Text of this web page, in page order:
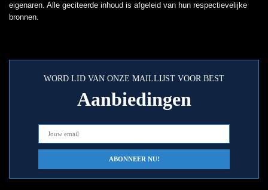
eigenaren. Alle geciteerde inhoud is afgeleid van hun respectievelijke
bronnen.
WORD LID VAN ONZE MAILLIJST VOOR BEST
Aanbiedingen